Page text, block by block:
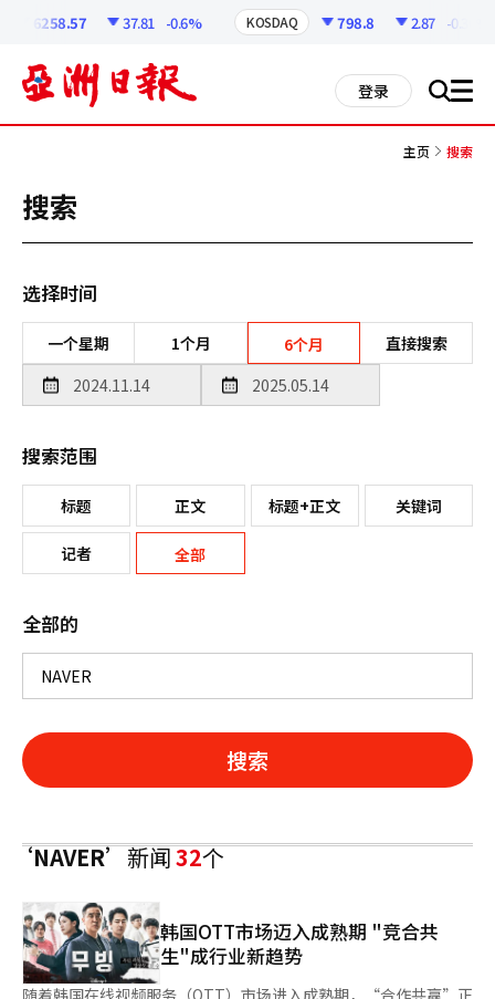
6258.57 37.81 -0.6% KOSDAQ 798.8 2.87 -0.36%
登录 搜 all
主页 搜索
搜索
选择时间
一个星期 1个月 6个月 直接搜索
搜索范围
标题 正文 标题+正文 关键词
记者 全部
全部的
搜索
‘NAVER’新闻32个
韩国OTT市场迈入成熟期 "竞合共
生"成行业新趋势
随着韩国在线视频服务（OTT）市场进入成熟期，“合作共赢”正